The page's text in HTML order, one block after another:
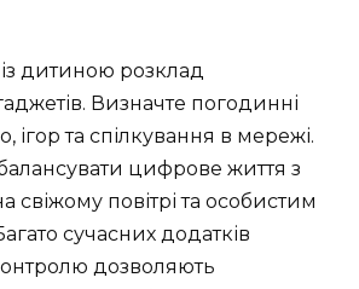
дитиною розклад
Визначте погодинні
ігор та спілкування в мережі.
цифрове життя з
свіжому повітрі та особистим
сучасних додатків
дозволяють